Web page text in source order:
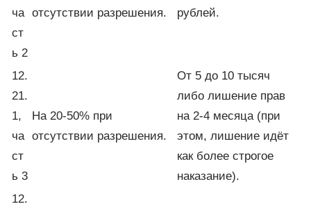
ча
ст
ь 2
отсутствии разрешения.
рублей.
12.
21.
1,
ча
ст
ь 3
На 20-50% при
отсутствии разрешения.
От 5 до 10 тысяч
либо лишение прав
на 2-4 месяца (при
этом, лишение идёт
как более строгое
наказание).
12.